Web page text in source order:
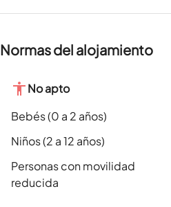
Normas del alojamiento
No apto
Bebés (0 a 2 años)
Niños (2 a 12 años)
Personas con movilidad
reducida